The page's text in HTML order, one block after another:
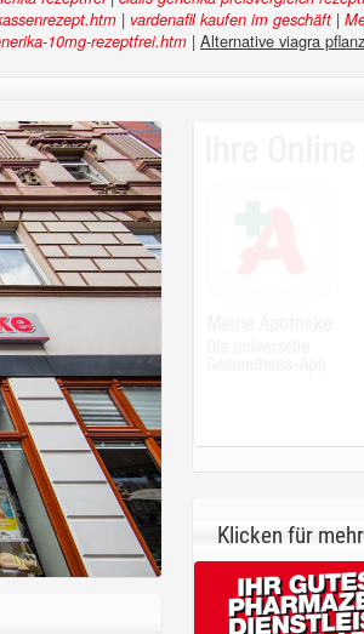
| vardenafil kaufen im geschäft |
10mg-rezeptfrei.htm | Alternative viagra
Klicken für